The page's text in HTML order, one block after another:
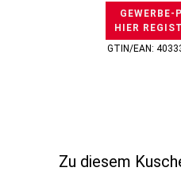
GEWERBE-
HIER
GTIN/EAN:
Zu diesem